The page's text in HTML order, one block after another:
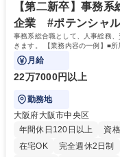
【第二新卒】事務
企業 #ポテンシャ
事務系総合職として、人事総務
きます。 【業務内容の一例】■
門の企画スタッフ、ルート営業
月給
22万7000円以上
勤務地
大阪府大阪市中央区
年間休日120日以上
資
在宅OK
完全週休2日制